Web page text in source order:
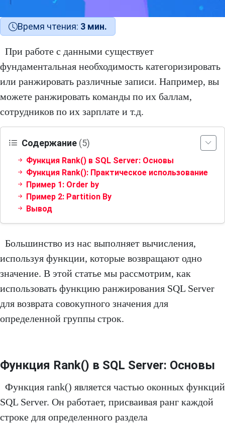
Время чтения: 3 мин.
При работе с данными существует
фундаментальная необходимость категоризировать
или ранжировать различные записи. Например, вы
можете ранжировать команды по их баллам,
сотрудников по их зарплате и т.д.
Содержание (5)
Функция Rank() в SQL Server: Основы
Функция Rank(): Практическое использование
Пример 1: Order by
Пример 2: Partition By
Вывод
Большинство из нас выполняет вычисления,
используя функции, которые возвращают одно
значение. В этой статье мы рассмотрим, как
использовать функцию ранжирования SQL Server
для возврата совокупного значения для
определенной группы строк.
Функция Rank() в SQL Server: Основы
Функция rank() является частью оконных функций
SQL Server. Он работает, присваивая ранг каждой
строке для определенного раздела